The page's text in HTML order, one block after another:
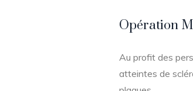
Opération
Au profit des
atteintes de